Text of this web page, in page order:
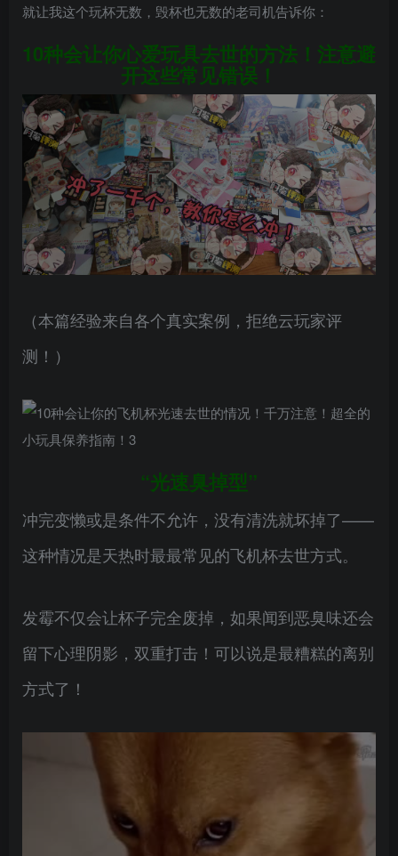
就让我这个玩杯无数，毁杯也无数的老司机告诉你：
10种会让你心爱玩具去世的方法！注意避
开这些常见错误！
（本篇经验来自各个真实案例，拒绝云玩家评
测！）
“光速臭掉型”
冲完变懒或是条件不允许，没有清洗就坏掉了——
这种情况是天热时最最常见的飞机杯去世方式。
发霉不仅会让杯子完全废掉，如果闻到恶臭味还会
留下心理阴影，双重打击！可以说是最糟糕的离别
方式了！